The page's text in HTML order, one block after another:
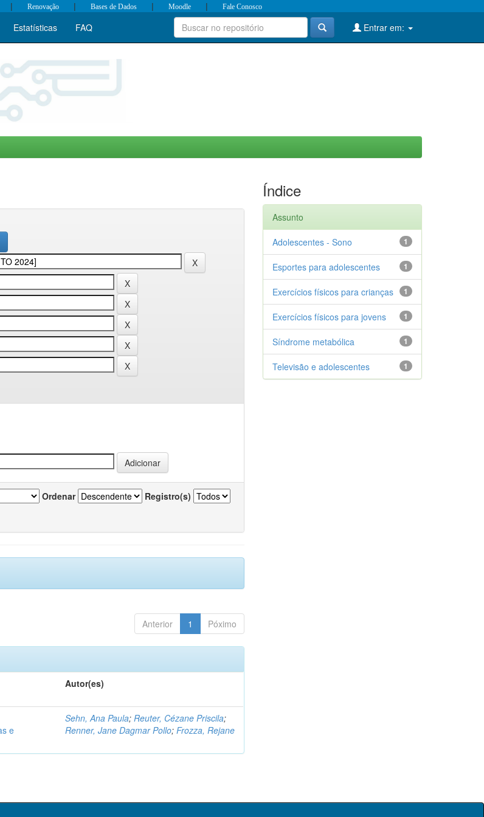
| Renovação | Bases de Dados | Moodle | Fale Conosco
Estatísticas FAQ Entrar em:
Ordenar Registro(s)
Anterior 1 Póximo
Autor(es)
e
Sehn, Ana Paula;Reuter, Cézane Priscila;
Renner, Jane Dagmar Pollo;Frozza, Rejane
Índice
Assunto
1
Adolescentes - Sono
1
Esportes para adolescentes
1
Exercícios físicos para crianças
1
Exercícios físicos para jovens
1
Síndrome metabólica
1
Televisão e adolescentes